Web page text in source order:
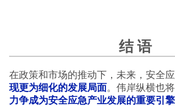
结 语
在政策和市场的推动下，未来，安全
现更为细化的发展局面。伟岸纵横也
力争成为安全应急产业发展的重要引擎